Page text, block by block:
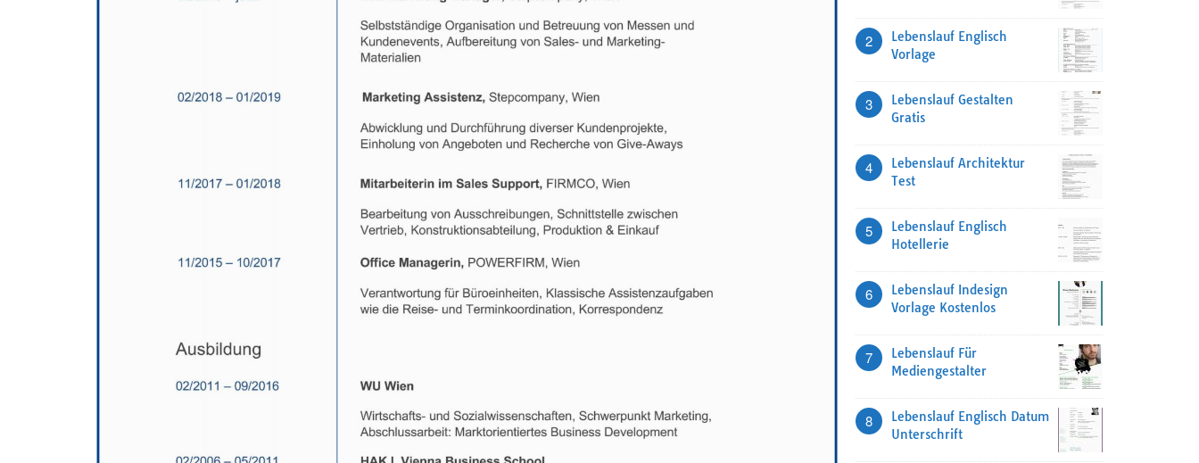
2
Lebenslauf Englisch
Vorlage
3
Lebenslauf Gestalten
Gratis
4
Lebenslauf Architektur
Test
5
Lebenslauf Englisch
Hotellerie
6
Lebenslauf Indesign
Vorlage Kostenlos
7
Lebenslauf Für
Mediengestalter
8
Lebenslauf Englisch Datum
Unterschrift